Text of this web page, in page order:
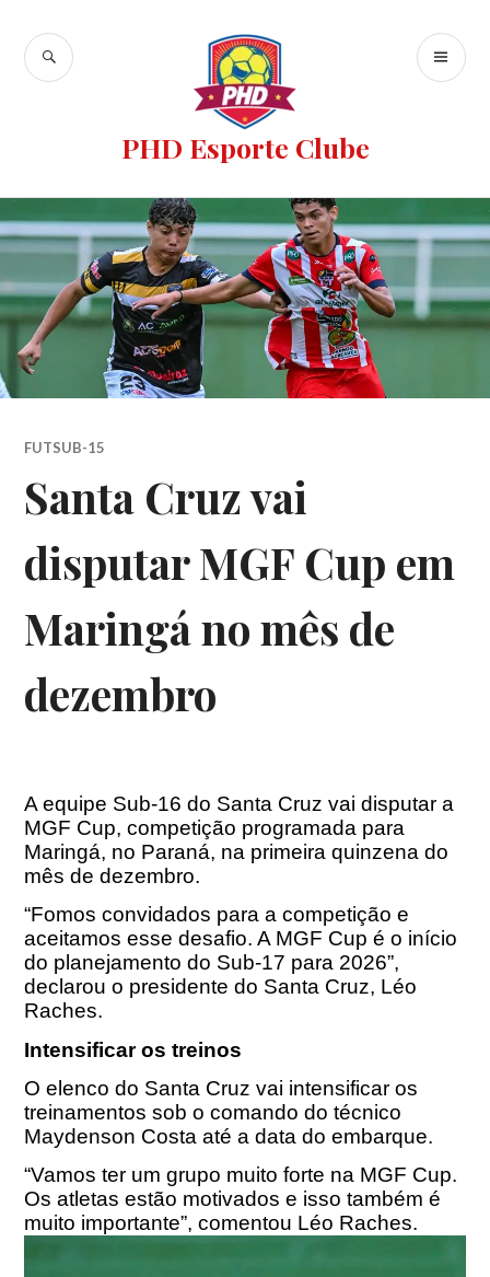
PHD Esporte Clube
FUTSUB-15
Santa Cruz vai
disputar MGF Cup em
Maringá no mês de
dezembro
A equipe Sub-16 do Santa Cruz vai disputar a
MGF Cup, competição programada para
Maringá, no Paraná, na primeira quinzena do
mês de dezembro.
“Fomos convidados para a competição e
aceitamos esse desafio. A MGF Cup é o início
do planejamento do Sub-17 para 2026”,
declarou o presidente do Santa Cruz, Léo
Raches.
Intensificar os treinos
O elenco do Santa Cruz vai intensificar os
treinamentos sob o comando do técnico
Maydenson Costa até a data do embarque.
“Vamos ter um grupo muito forte na MGF Cup.
Os atletas estão motivados e isso também é
muito importante”, comentou Léo Raches.